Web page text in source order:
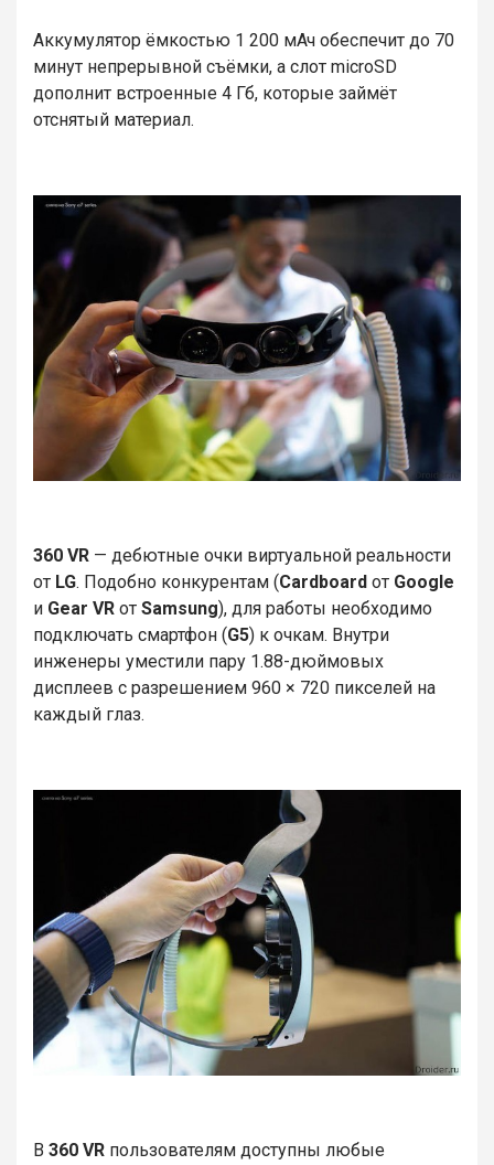
Аккумулятор ёмкостью 1 200 мАч обеспечит до 70
минут непрерывной съёмки, а слот microSD
дополнит встроенные 4 Гб, которые займёт
отснятый материал.
360 VR — дебютные очки виртуальной реальности
от LG. Подобно конкурентам (Cardboard от Google
и Gear VR от Samsung), для работы необходимо
подключать смартфон (G5) к очкам. Внутри
инженеры уместили пару 1.88-дюймовых
дисплеев с разрешением 960 × 720 пикселей на
каждый глаз.
В 360 VR пользователям доступны любые